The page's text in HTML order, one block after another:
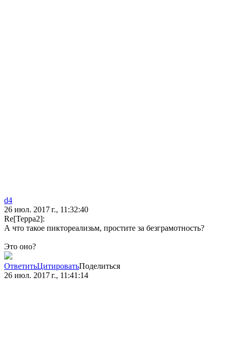
d4
26 июл. 2017 г., 11:32:40
Re[Терра2]:
А что такое пиктореализьм, простите за безграмотность?
Это оно?
ОтветитьЦитироватьПоделиться
26 июл. 2017 г., 11:41:14